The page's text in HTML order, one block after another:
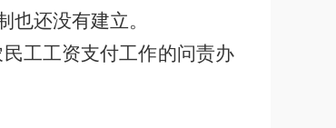
还没有建立。
工工资支付工作的问责办